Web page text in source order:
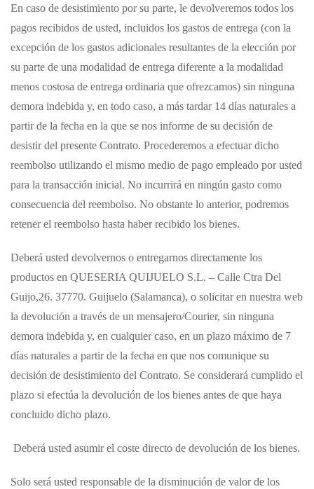
En caso de desistimiento por su parte, le devolveremos todos los
pagos recibidos de usted, incluidos los gastos de entrega (con la
excepción de los gastos adicionales resultantes de la elección por
su parte de una modalidad de entrega diferente a la modalidad
menos costosa de entrega ordinaria que ofrezcamos) sin ninguna
demora indebida y, en todo caso, a más tardar 14 días naturales a
partir de la fecha en la que se nos informe de su decisión de
desistir del presente Contrato. Procederemos a efectuar dicho
reembolso utilizando el mismo medio de pago empleado por usted
para la transacción inicial. No incurrirá en ningún gasto como
consecuencia del reembolso. No obstante lo anterior, podremos
retener el reembolso hasta haber recibido los bienes.
Deberá usted devolvernos o entregarnos directamente los
productos en QUESERIA QUIJUELO S.L. – Calle Ctra Del
Guijo,26. 37770. Guijuelo (Salamanca), o solicitar en nuestra web
la devolución a través de un mensajero/Courier, sin ninguna
demora indebida y, en cualquier caso, en un plazo máximo de 7
días naturales a partir de la fecha en que nos comunique su
decisión de desistimiento del Contrato. Se considerará cumplido el
plazo si efectúa la devolución de los bienes antes de que haya
concluido dicho plazo.
Deberá usted asumir el coste directo de devolución de los bienes.
Solo será usted responsable de la disminución de valor de los